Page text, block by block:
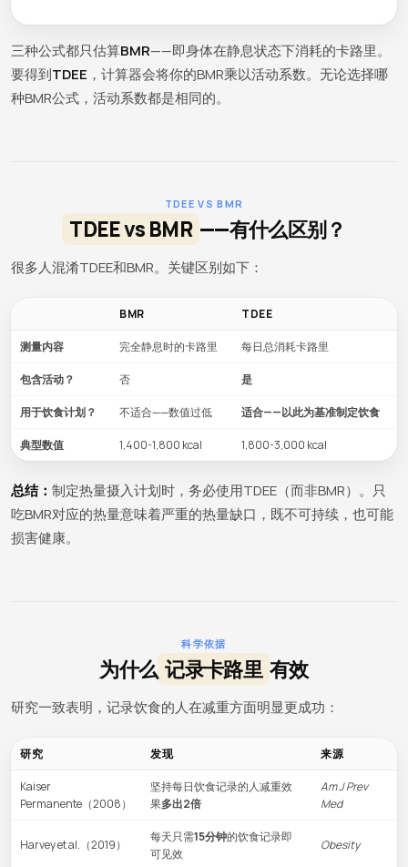
三种公式都只估算BMR——即身体在静息状态下消耗的卡路里。
要得到TDEE ，计算器会将你的BMR乘以活动系数。无论选择哪
种BMR公式，活动系数都是相同的。
TDEE VS BMR
TDEE vs BMR ——有什么区别？
很多人混淆TDEE和BMR。关键区别如下：
BMR TDEE
测量内容 完全静息时的卡路里 每日总消耗卡路里
包含活动？ 否 是
用于饮食计划？ 不适合——数值过低 适合——以此为基准制定饮食
典型数值 1,400-1,800 kcal 1,800-3,000 kcal
总结： 制定热量摄入计划时，务必使用TDEE（而非BMR）。只
吃BMR对应的热量意味着严重的热量缺口，既不可持续，也可能
损害健康。
科学依据
为什么 记录卡路里 有效
研究一致表明，记录饮食的人在减重方面明显更成功：
研究 发现 来源
Kaiser
Permanente（2008）
坚持每日饮食记录的人减重效
果多出2倍
Am J Prev
Med
Harvey et al.（2019）
每天只需15分钟的饮食记录即
可见效
Obesity